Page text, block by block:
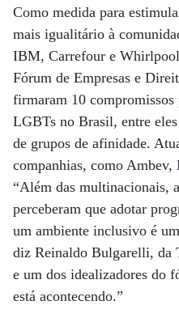
Como medida para
mais igualitário à
IBM, Carrefour e
Fórum de Empresas e
firmaram 10
LGBTs no Brasil, entre
de grupos de afinidade.
companhias, como
“Além das multinacionais,
perceberam que adotar
um ambiente inclusivo é
diz Reinaldo Bulgarelli, da
e um dos idealizadores do
está acontecendo.”